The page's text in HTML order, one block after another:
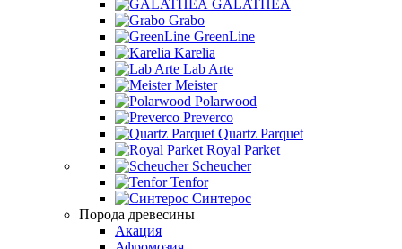
GALATHEA
Grabo
GreenLine
Karelia
Lab Arte
Meister
Polarwood
Preverco
Quartz Parquet
Royal Parket
Scheucher
Tenfor
Синтерос
Порода древесины
Акация